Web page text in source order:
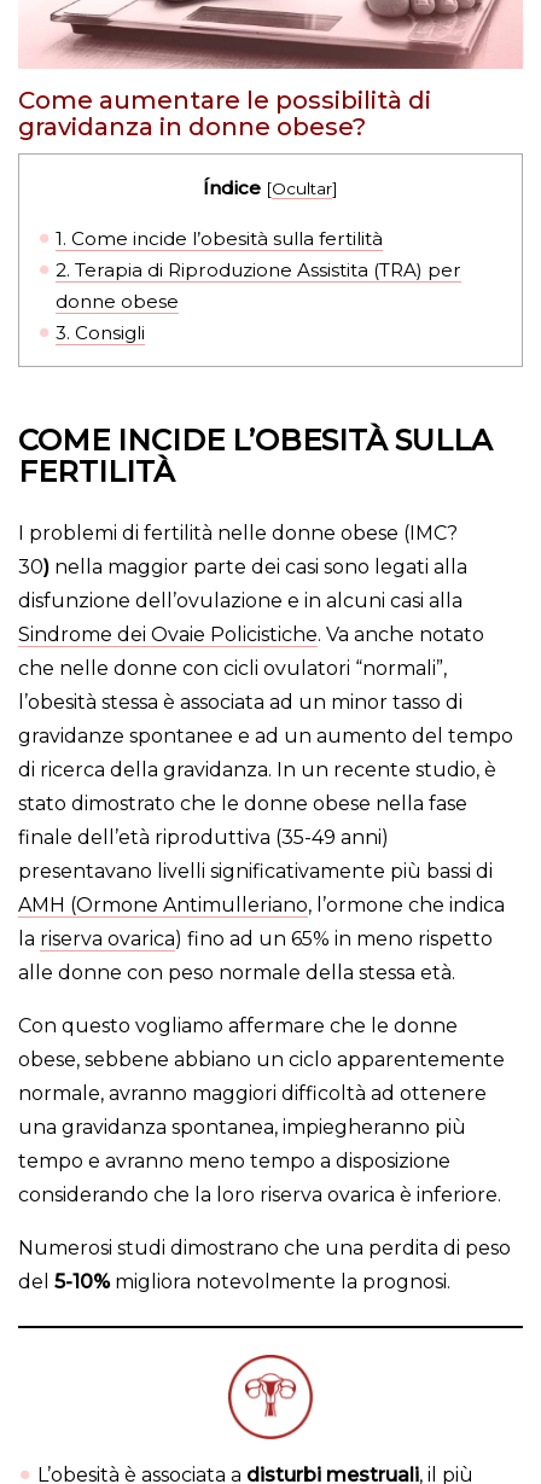
Come aumentare le possibilità di
gravidanza in donne obese?
Índice [Ocultar]
1. Come incide l’obesità sulla fertilità
2. Terapia di Riproduzione Assistita (TRA) per
donne obese
3. Consigli
COME INCIDE L’OBESITÀ SULLA
FERTILITÀ
I problemi di fertilità nelle donne obese (IMC?
30) nella maggior parte dei casi sono legati alla
disfunzione dell’ovulazione e in alcuni casi alla
Sindrome dei Ovaie Policistiche. Va anche notato
che nelle donne con cicli ovulatori “normali”,
l’obesità stessa è associata ad un minor tasso di
gravidanze spontanee e ad un aumento del tempo
di ricerca della gravidanza. In un recente studio, è
stato dimostrato che le donne obese nella fase
finale dell’età riproduttiva (35-49 anni)
presentavano livelli significativamente più bassi di
AMH (Ormone Antimulleriano, l’ormone che indica
la riserva ovarica) fino ad un 65% in meno rispetto
alle donne con peso normale della stessa età.
Con questo vogliamo affermare che le donne
obese, sebbene abbiano un ciclo apparentemente
normale, avranno maggiori difficoltà ad ottenere
una gravidanza spontanea, impiegheranno più
tempo e avranno meno tempo a disposizione
considerando che la loro riserva ovarica è inferiore.
Numerosi studi dimostrano che una perdita di peso
del 5-10%migliora notevolmente la prognosi.
L’obesità è associata a disturbi mestruali, il più